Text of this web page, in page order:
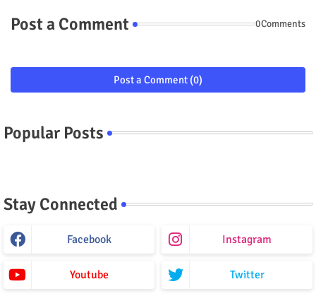
Post a Comment 0Comments
Post a Comment (0)
Popular Posts
Stay Connected
Facebook Instagram
Youtube Twitter